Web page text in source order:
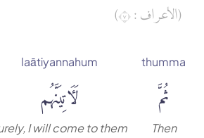
(الأعراف : ٧)
thumma
ثُمَّ
Then
laātiyannahum
لَءَاتِيَنَّهُم
I will come to them